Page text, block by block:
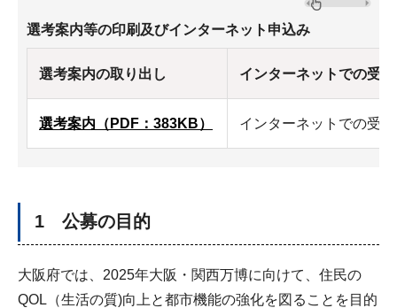
選考案内等の印刷及びインターネット申込み
選考案内の取り出し インターネットでの受
選考案内（PDF：383KB） インターネットでの受
1 公募の目的
大阪府では、2025年大阪・関西万博に向けて、住民の
QOL（生活の質)向上と都市機能の強化を図ることを目的